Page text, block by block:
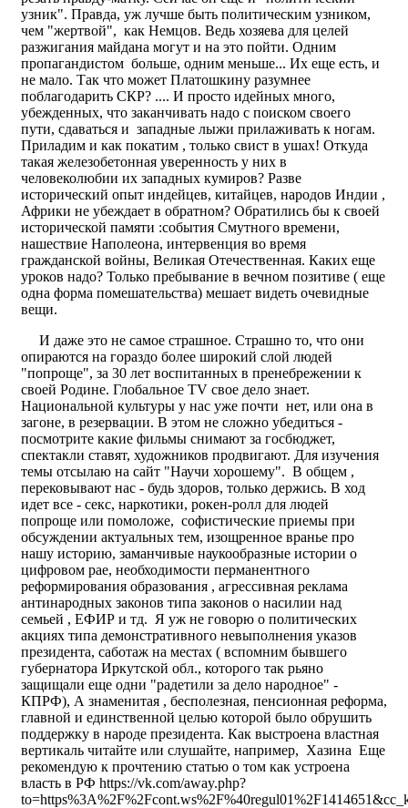
узник". Правда, уж лучше быть политическим узником,
чем "жертвой", как Немцов. Ведь хозяева для целей
разжигания майдана могут и на это пойти. Одним
пропагандистом больше, одним меньше... Их еще есть, и
не мало. Так что может Платошкину разумнее
поблагодарить СКР? .... И просто идейных много,
убежденных, что заканчивать надо с поиском своего
пути, сдаваться и западные лыжи прилаживать к ногам.
Приладим и как покатим , только свист в ушах! Откуда
такая железобетонная уверенность у них в
человеколюбии их западных кумиров? Разве
исторический опыт индейцев, китайцев, народов Индии ,
Африки не убеждает в обратном? Обратились бы к своей
исторической памяти :события Смутного времени,
нашествие Наполеона, интервенция во время
гражданской войны, Великая Отечественная. Каких еще
уроков надо? Только пребывание в вечном позитиве ( еще
одна форма помешательства) мешает видеть очевидные
вещи.
И даже это не самое страшное. Страшно то, что они
опираются на гораздо более широкий слой людей
"попроще", за 30 лет воспитанных в пренебрежении к
своей Родине. Глобальное TV свое дело знает.
Национальной культуры у нас уже почти нет, или она в
загоне, в резервации. В этом не сложно убедиться -
посмотрите какие фильмы снимают за госбюджет,
спектакли ставят, художников продвигают. Для изучения
темы отсылаю на сайт "Научи хорошему". В общем ,
перековывают нас - будь здоров, только держись. В ход
идет все - секс, наркотики, рокен-ролл для людей
попроще или помоложе, софистические приемы при
обсуждении актуальных тем, изощренное вранье про
нашу историю, заманчивые наукообразные истории о
цифровом рае, необходимости перманентного
реформирования образования , агрессивная реклама
антинародных законов типа законов о насилии над
семьей , ЕФИР и тд. Я уж не говорю о политических
акциях типа демонстративного невыполнения указов
президента, саботаж на местах ( вспомним бывшего
губернатора Иркутской обл., которого так рьяно
защищали еще одни "радетили за дело народное" -
КПРФ), А знаменитая , бесполезная, пенсионная реформа,
главной и единственной целью которой было обрушить
поддержку в народе президента. Как выстроена властная
вертикаль читайте или слушайте, например, Хазина Еще
рекомендую к прочтению статью о том как устроена
власть в РФ https://vk.com/away.php?